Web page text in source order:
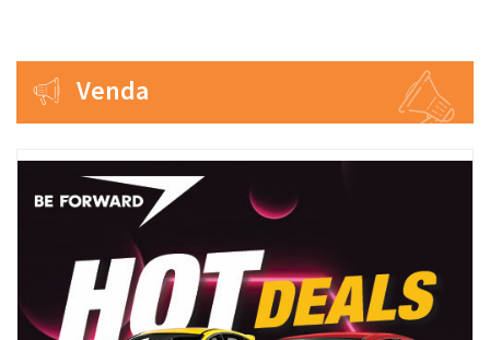
Venda